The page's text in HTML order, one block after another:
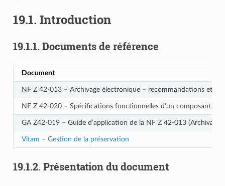
19.1. Introduction
19.1.1. Documents de référence
Document
NF Z 42‑013 – Archivage électronique – recommandations et
NF Z 42‑020 – Spécifications fonctionnelles d’un composant
GA Z42-019 – Guide d’application de la NF Z 42‑013
Vitam – Gestion de la préservation
19.1.2. Présentation du document